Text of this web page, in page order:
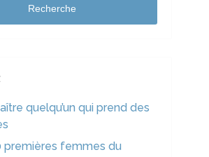
Recherche
quelqu’un qui prend des
premières femmes du